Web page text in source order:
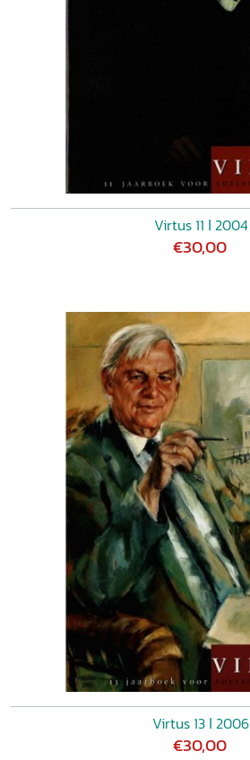
Virtus 11 ǀ 2004
€30,00
Virtus 13 ǀ 2006
€30,00